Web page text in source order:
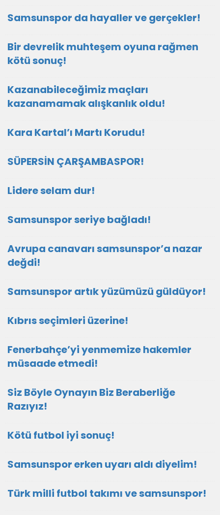
Samsunspor da hayaller ve gerçekler!
Bir devrelik muhteşem oyuna rağmen
kötü sonuç!
Kazanabileceğimiz maçları
kazanamamak alışkanlık oldu!
Kara Kartal’ı Martı Korudu!
SÜPERSİN ÇARŞAMBASPOR!
Lidere selam dur!
Samsunspor seriye bağladı!
Avrupa canavarı samsunspor’a nazar
değdi!
Samsunspor artık yüzümüzü güldüyor!
Kıbrıs seçimleri üzerine!
Fenerbahçe’yi yenmemize hakemler
müsaade etmedi!
Siz Böyle Oynayın Biz Beraberliğe
Razıyız!
Kötü futbol iyi sonuç!
Samsunspor erken uyarı aldı diyelim!
Türk milli futbol takımı ve samsunspor!